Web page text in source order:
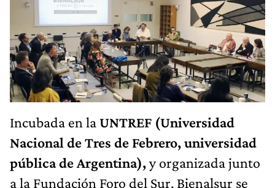
Incubada en laUNTREF (Universidad
Nacional de Tres de Febrero, universidad
pública de Argentina),y organizada junto
a la Fundación Foro del Sur, Bienalsur se